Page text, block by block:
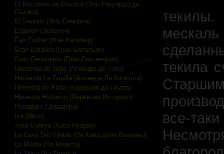
El Recuerdo de Oaxaca (Эль Рекуэрдо де
Оахака)
El Senorio (Эль Сенорио)
Espolon (Эсполон)
Fan Caliber (Фан Калибер)
Gran Batallon (Гран Батальон)
Gran Centenario (Гран Сентенарио)
Hacienda de Tepa (Асиенда де Тепа)
Hacienda La Capilla (Асьенда Ла Капилла)
Herencia de Plata (Херенсия де Плата)
Herencia Historico (Херенсия Историко)
Herradura (Эррадура)
Ixa (Икса)
Jose Cuervo (Хосе Куэрво)
La Cava Del Villano (Ла Кава дель Вильано)
La Morita (Ла Морита)
текила
все-